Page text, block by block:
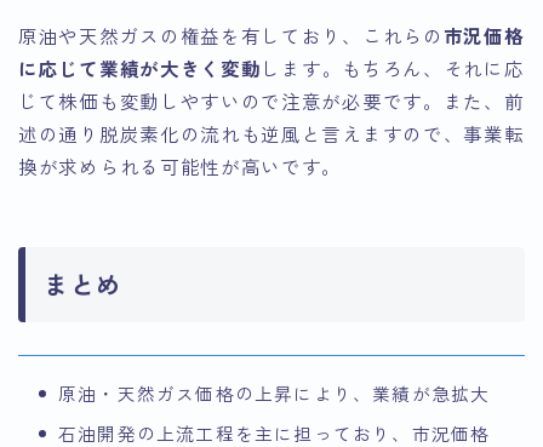
原油や天然ガスの権益を有しており、これらの 市況価格
に応じて業績が大きく変動 します。もちろん、それに応
じて株価も変動しやすいので注意が必要です。また、前
述の通り脱炭素化の流れも逆風と言えますので、事業転
換が求められる可能性が高いです。
まとめ
原油・天然ガス価格の上昇により、業績が急拡大
石油開発の上流工程を主に担っており、市況価格